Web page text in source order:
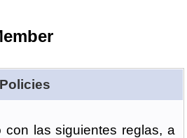
con las siguientes reglas, a